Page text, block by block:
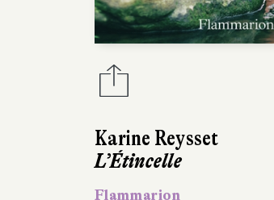
Karine Reysset
L’Étincelle
Flammarion